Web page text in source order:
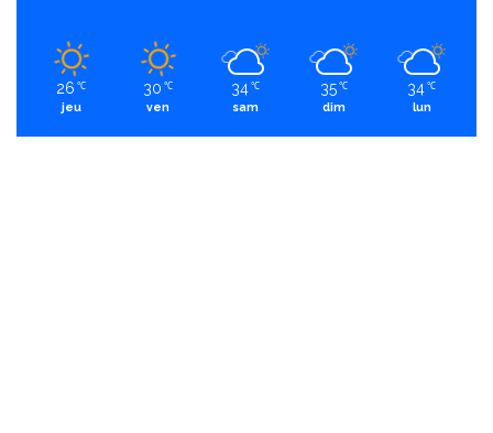
26 ℃
jeu
30 ℃
ven
34 ℃
sam
35 ℃
dim
34 ℃
lun